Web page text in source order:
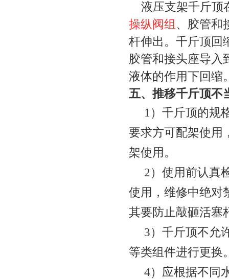
液压支架千斤顶
操纵阀组 、胶管和
杆伸出。千斤顶回
胶管和接头座导入
液体的作用下回缩
五、推移千斤顶不
1 ）千斤顶的规
要求方可配架使用
架使用。
2）使用前认真
使用，维修中绝对
其要防止敲砸活塞
3）千斤顶不允
等类组件进行更换
4）应根据不同